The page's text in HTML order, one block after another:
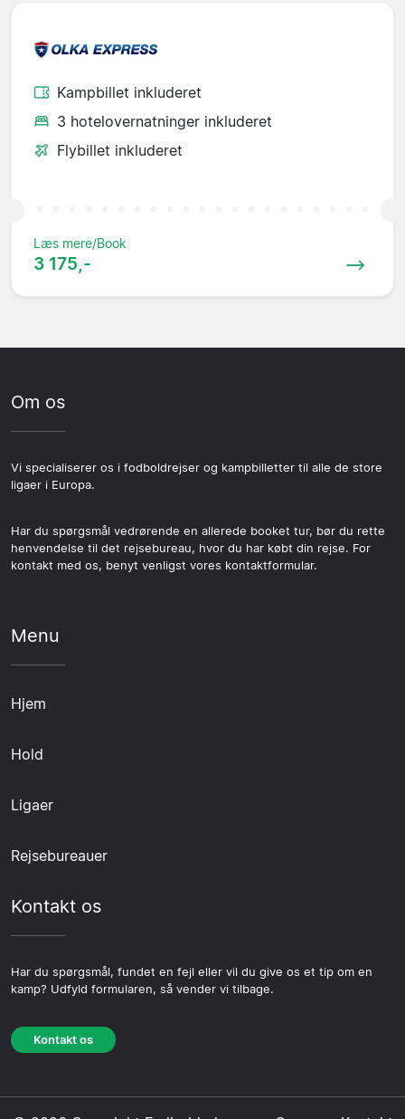
Kampbillet inkluderet
3 hotelovernatninger inkluderet
Flybillet inkluderet
Læs mere/Book
3 175,-
Om os
Vi specialiserer os i fodboldrejser og kampbilletter til alle de store
ligaer i Europa.
Har du spørgsmål vedrørende en allerede booket tur, bør du rette
henvendelse til det rejsebureau, hvor du har købt din rejse. For
kontakt med os, benyt venligst vores kontaktformular.
Menu
Hjem
Hold
Ligaer
Rejsebureauer
Kontakt os
Har du spørgsmål, fundet en fejl eller vil du give os et tip om en
kamp? Udfyld formularen, så vender vi tilbage.
Kontakt os